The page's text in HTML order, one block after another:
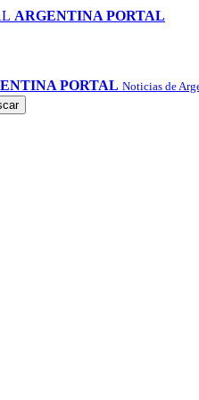
ARGENTINA PORTAL
PORTAL Noticias de